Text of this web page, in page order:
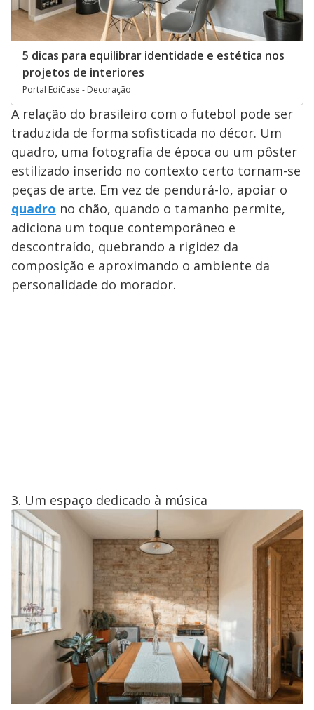
5 dicas para equilibrar identidade e estética nos
projetos de interiores
Portal EdiCase - Decoração
A relação do brasileiro com o futebol pode ser
traduzida de forma sofisticada no décor. Um
quadro, uma fotografia de época ou um pôster
estilizado inserido no contexto certo tornam-se
peças de arte. Em vez de pendurá-lo, apoiar o
quadro no chão, quando o tamanho permite,
adiciona um toque contemporâneo e
descontraído, quebrando a rigidez da
composição e aproximando o ambiente da
personalidade do morador.
3. Um espaço dedicado à música